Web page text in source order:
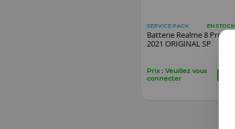
SERVICE PACK EN STOCK
Batterie Realme 8 Pro
2021 ORIGINAL SP
Prix : Veuillez vous
connecter